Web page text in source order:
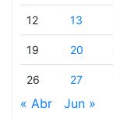
12 13
19 20
26 27
« Abr Jun »